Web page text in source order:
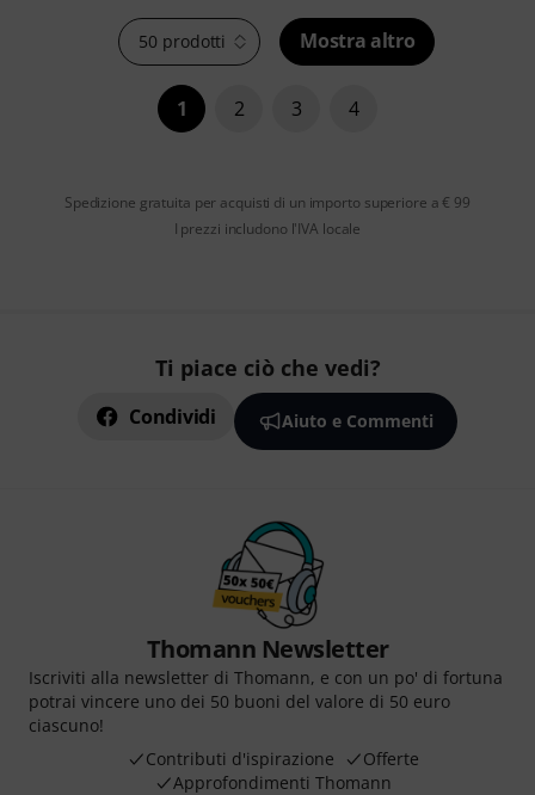
50 prodotti Mostra altro
1 2 3 4
Spedizione gratuita per acquisti di un importo superiore a € 99
I prezzi includono l'IVA locale
Ti piace ciò che vedi?
Condividi Aiuto e Commenti
Thomann Newsletter
Iscriviti alla newsletter di Thomann, e con un po' di fortuna
potrai vincere uno dei 50 buoni del valore di 50 euro
ciascuno!
Contributi d'ispirazione
Offerte
Approfondimenti Thomann